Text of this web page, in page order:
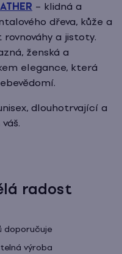
– klidná a
dřeva, kůže a
a jistoty.
ženská a
elegance, která
dlouhotrvající a
radost
doporučuje
výroba